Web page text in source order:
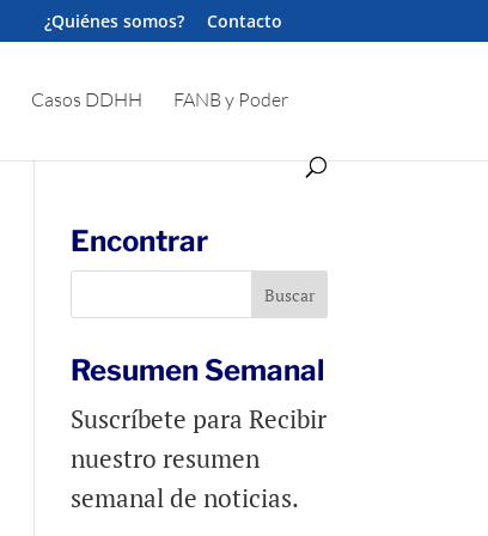
¿Quiénes somos? Contacto
Casos DDHH FANB y Poder
Encontrar
Resumen Semanal
Suscríbete para Recibir
nuestro resumen
semanal de noticias.